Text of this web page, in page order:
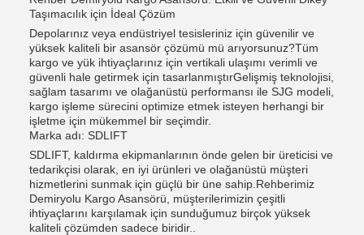
Taşımacılık için İdeal Çözüm
Depolarınız veya endüstriyel tesisleriniz için güvenilir ve
yüksek kaliteli bir asansör çözümü mü arıyorsunuz?Tüm
kargo ve yük ihtiyaçlarınız için vertikali ulaşımı verimli ve
güvenli hale getirmek için tasarlanmıştırGelişmiş teknolojisi,
sağlam tasarımı ve olağanüstü performansı ile SJG modeli,
kargo işleme sürecini optimize etmek isteyen herhangi bir
işletme için mükemmel bir seçimdir.
Marka adı: SDLIFT
SDLIFT, kaldırma ekipmanlarının önde gelen bir üreticisi ve
tedarikçisi olarak, en iyi ürünleri ve olağanüstü müşteri
hizmetlerini sunmak için güçlü bir üne sahip.Rehberimiz
Demiryolu Kargo Asansörü, müşterilerimizin çeşitli
ihtiyaçlarını karşılamak için sunduğumuz birçok yüksek
kaliteli çözümden sadece biridir..